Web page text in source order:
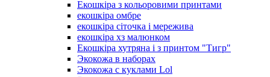
Екошкіра з кольоровими принтами
екошкіра омбре
екошкіра сіточка і мережива
екошкіра хз малюнком
Екошкіра хутряна і з принтом "Тигр"
Экокожа в наборах
Экокожа с куклами Lol